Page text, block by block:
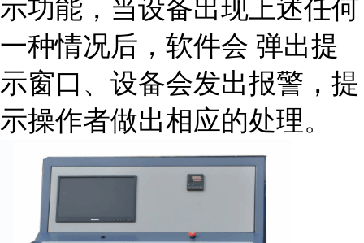
示功能，当设备出现上述任何
一种情况后，软件会 弹出提
示窗口、设备会发出报警，提
示操作者做出相应的处理。